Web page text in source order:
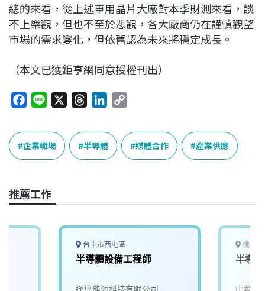
總的來看，從上述車用晶片大廠對本季財測來看，談
不上樂觀，但也不至於悲觀，各大廠商仍在謹慎觀望
市場的需求變化，但依舊認為未來將穩定成長。
（本文已獲鉅亨網同意授權刊出）
c
e
b
o
k
n
e
r
e
a
n
k
e
n
p
y
L
k
企業職場 半導體 媒體合作 產業供應
推薦工作
台中市西屯區
半導體設備工程師
逢達能源科技有限公司
桃園
半導
中華科